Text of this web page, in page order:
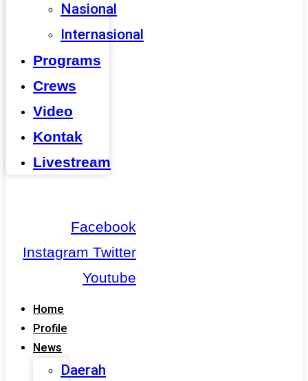
Nasional
Internasional
Programs
Crews
Video
Kontak
Livestream
Facebook
Instagram Twitter
Youtube
Home
Profile
News
Daerah